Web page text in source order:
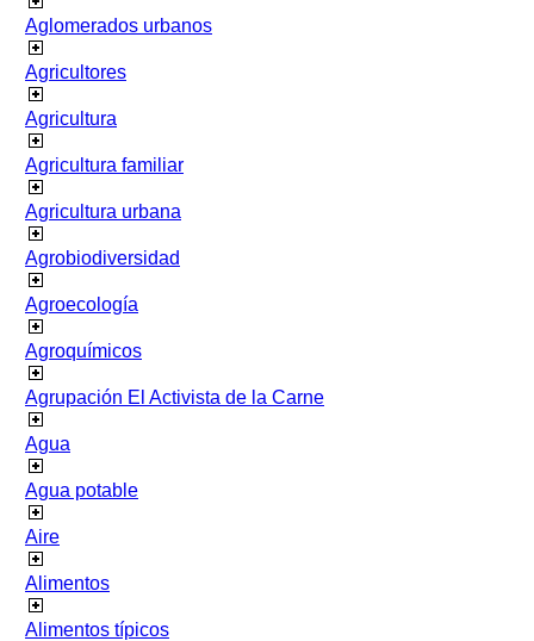
Aglomerados urbanos
Agricultores
Agricultura
Agricultura familiar
Agricultura urbana
Agrobiodiversidad
Agroecología
Agroquímicos
Agrupación El Activista de la Carne
Agua
Agua potable
Aire
Alimentos
Alimentos típicos